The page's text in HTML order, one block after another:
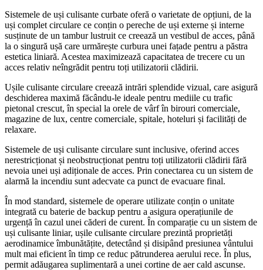
Sistemele de uși culisante curbate oferă o varietate de opțiuni, de la
uși complet circulare ce conțin o pereche de uși externe și interne
susținute de un tambur lustruit ce creează un vestibul de acces, până
la o singură ușă care urmărește curbura unei fațade pentru a păstra
estetica liniară. Acestea maximizează capacitatea de trecere cu un
acces relativ neîngrădit pentru toți utilizatorii clădirii.
Ușile culisante circulare creează intrări splendide vizual, care asigură
deschiderea maximă făcându-le ideale pentru mediile cu trafic
pietonal crescut, în special la orele de vârf în birouri comerciale,
magazine de lux, centre comerciale, spitale, hoteluri și facilități de
relaxare.
Sistemele de uși culisante circulare sunt inclusive, oferind acces
nerestricționat și neobstrucționat pentru toți utilizatorii clădirii fără
nevoia unei uși adiționale de acces. Prin conectarea cu un sistem de
alarmă la incendiu sunt adecvate ca punct de evacuare final.
În mod standard, sistemele de operare utilizate conțin o unitate
integrată cu baterie de backup pentru a asigura operațiunile de
urgență în cazul unei căderi de curent. În comparație cu un sistem de
uși culisante liniar, ușile culisante circulare prezintă proprietăți
aerodinamice îmbunătățite, detectând și disipând presiunea vântului
mult mai eficient în timp ce reduc pătrunderea aerului rece. În plus,
permit adăugarea suplimentară a unei cortine de aer cald ascunse.